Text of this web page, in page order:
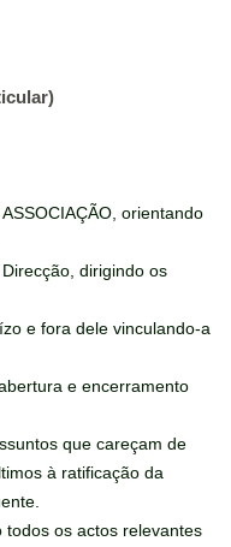
orientando
dirigindo os
e fora dele vinculando-a
e encerramento
que careçam de
à ratificação da
os actos relevantes